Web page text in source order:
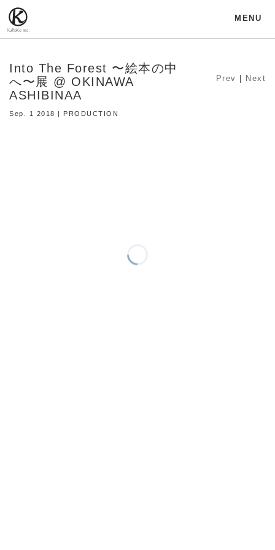
MENU
Into The Forest 〜絵本の中
へ〜展 @ OKINAWA
ASHIBINAA
Sep. 1 2018 | PRODUCTION
Prev Next